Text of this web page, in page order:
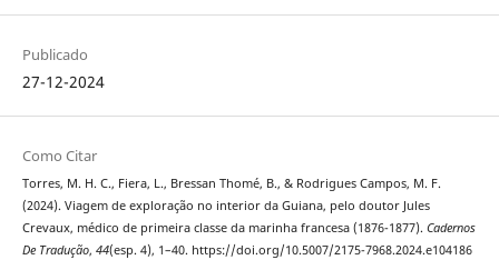
Publicado
27-12-2024
Como Citar
Torres, M. H. C., Fiera, L., Bressan Thomé, B., & Rodrigues Campos, M. F.
(2024). Viagem de exploração no interior da Guiana, pelo doutor Jules
Crevaux, médico de primeira classe da marinha francesa (1876-1877). Cadernos
De Tradução, 44(esp. 4), 1–40. https://doi.org/10.5007/2175-7968.2024.e104186